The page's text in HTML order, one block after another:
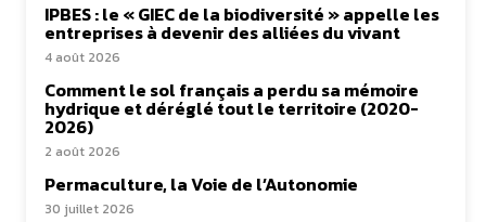
IPBES : le « GIEC de la biodiversité » appelle les
entreprises à devenir des alliées du vivant
4 août 2026
Comment le sol français a perdu sa mémoire
hydrique et déréglé tout le territoire (2020-
2026)
2 août 2026
Permaculture, la Voie de l’Autonomie
30 juillet 2026